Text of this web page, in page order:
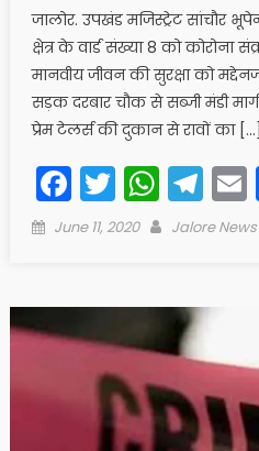
जालोर. उपखंड मजिस्ट्रेट सांचौर
क्षेत्र के वार्ड संख्या 8 को कोरोना
मानवीय जीवन की सुरक्षा को
सड़क दरबार चौक से सब्जी मंडी
प्रेम टेलर्स की दुकान से रावों का […]
Facebook
Twitter
Posted
June 11, 2020 Author
Jalore News